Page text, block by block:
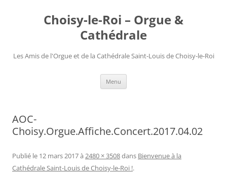
Choisy-le-Roi – Orgue &
Cathédrale
Les Amis de l'Orgue et de la Cathédrale Saint-Louis de Choisy-le-Roi
Menu
AOC-
Choisy.Orgue.Affiche.Concert.2017.04.02
Publié le 12 mars 2017à 2480 × 3508dans Bienvenue à la
Cathédrale Saint-Louis de Choisy-le-Roi !.